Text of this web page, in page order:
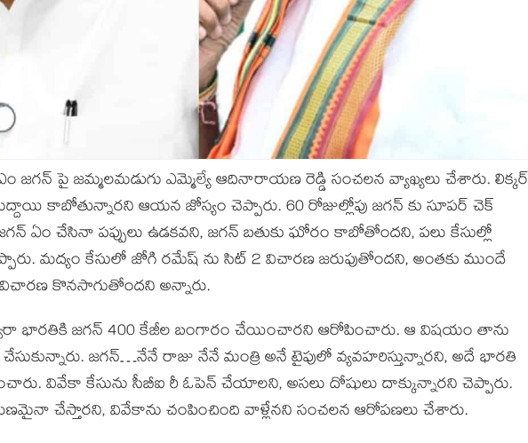
జగన్ పై జమ్మలమడుగు ఎమ్మెల్యే ఆదినారాయణ రెడ్డి సంచలన వ్యాఖ్యలు చేశారు. లిక్కర్
కాబోతున్నారని ఆయన జోస్యం చెప్పారు. 60 రోజుల్లోపు జగన్ కు సూపర్ చెక్
ఏం చేసినా పప్పులు ఉడకవని, జగన్ బతుకు ఘోరం కాబోతోందని, పలు కేసుల్లో
మద్యం కేసులో జోగి రమేష్ ను సిట్ 2 విచారణ జరుపుతోందని, అంతకు ముందే
కొనసాగుతోందని అన్నారు.
భారతికి జగన్ 400 కేజీల బంగారం చేయించారని ఆరోపించారు. ఆ విషయం తాను
చేసుకున్నారు. జగన్…నేనే రాజు నేనే మంత్రి అనే టైపులో వ్యవహరిస్తున్నారని, అదే భారతి
వివేకా కేసును సీబీఐ రీ ఓపెన్ చేయాలని, అసలు దోషులు దాక్కున్నారని చెప్పారు.
చేస్తారని, వివేకాను చంపించింది వాళ్లేనని సంచలన ఆరోపణలు చేశారు.